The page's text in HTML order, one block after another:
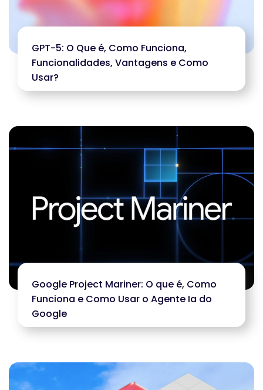
GPT-5: O Que é, Como Funciona,
Funcionalidades, Vantagens e Como
Usar?
Google Project Mariner: O que é, Como
Funciona e Como Usar o Agente Ia do
Google